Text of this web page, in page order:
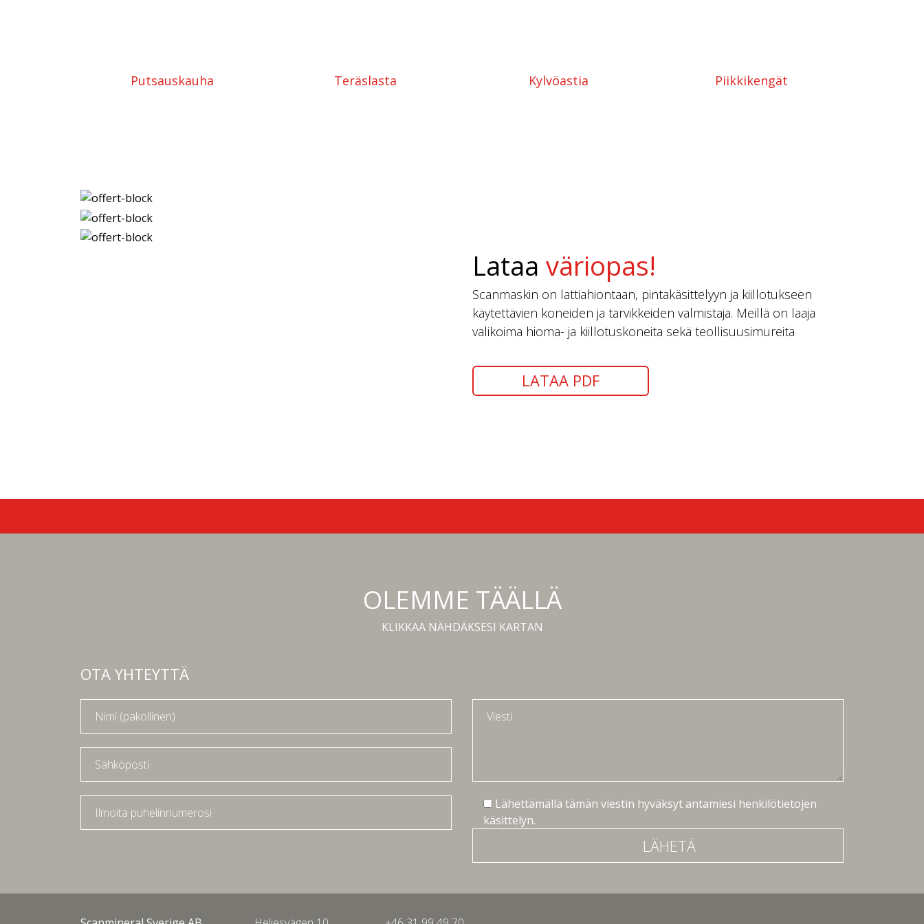
Putsauskauha Teräslasta Kylvöastia Piikkikengät
Lataa väriopas!
Scanmaskin on lattiahiontaan, pintakäsittelyyn ja kiillotukseen
käytettävien koneiden ja tarvikkeiden valmistaja. Meillä on laaja
valikoima hioma- ja kiillotuskoneita sekä teollisuusimureita
LATAA PDF
OLEMME TÄÄLLÄ
KLIKKAA NÄHDÄKSESI KARTAN
OTA YHTEYTTÄ
Lähettämällä tämän viestin hyväksyt antamiesi henkilötietojen
käsittelyn.
LÄHETÄ